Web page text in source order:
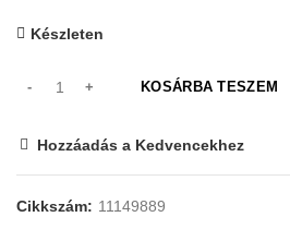
Készleten
KOSÁRBA TESZEM
Hozzáadás a Kedvencekhez
Cikkszám: 11149889